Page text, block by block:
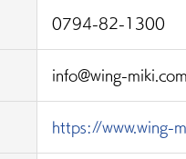
0794-82-1300
info@wing-
https://www.wing-